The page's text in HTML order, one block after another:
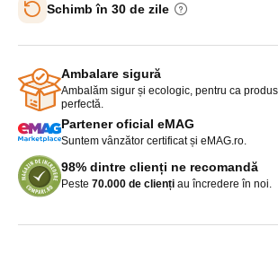
Schimb în 30 de zile
Ambalare sigură
Ambalăm sigur și ecologic, pentru ca
perfectă.
Partener oficial eMAG
Suntem vânzător certificat și eMAG.ro.
98% dintre clienți ne recomandă
Peste 70.000 de clienți au încredere în noi.